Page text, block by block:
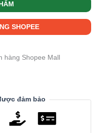
SHOPEE
hàng Shopee Mall
đảm bảo